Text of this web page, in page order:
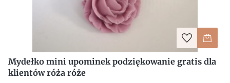
Mydełko mini upominek podziękowanie gratis dla
klientów róża róże